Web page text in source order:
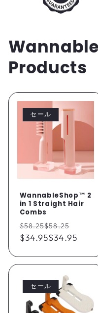
Products
セール
WannableShop™ 2
in 1 Straight Hair
Combs
通
常
格
$58.25$58.25
ー
価
$34.95$34.95
セール